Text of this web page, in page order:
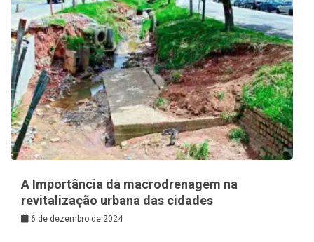
A Importância da macrodrenagem na
revitalização urbana das cidades
6 de dezembro de 2024